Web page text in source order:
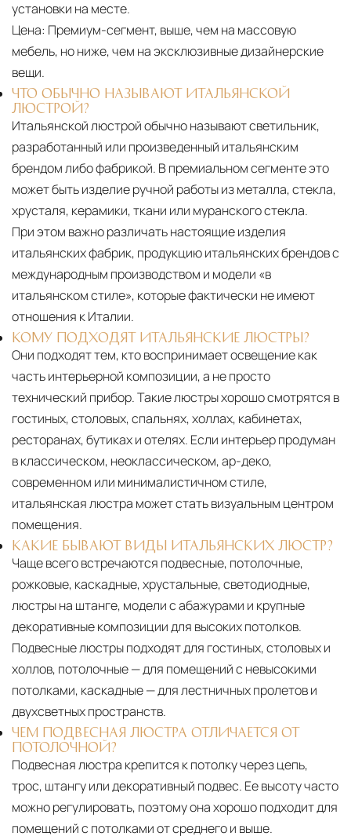
установки на месте.
Цена: Премиум-сегмент, выше, чем на массовую
мебель, но ниже, чем на эксклюзивные дизайнерские
вещи.
ЧТО ОБЫЧНО НАЗЫВАЮТ ИТАЛЬЯНСКОЙ
ЛЮСТРОЙ?
Итальянской люстрой обычно называют светильник,
разработанный или произведенный итальянским
брендом либо фабрикой. В премиальном сегменте это
может быть изделие ручной работы из металла, стекла,
хрусталя, керамики, ткани или муранского стекла.
При этом важно различать настоящие изделия
итальянских фабрик, продукцию итальянских брендов с
международным производством и модели «в
итальянском стиле», которые фактически не имеют
отношения к Италии.
КОМУ ПОДХОДЯТ ИТАЛЬЯНСКИЕ ЛЮСТРЫ?
Они подходят тем, кто воспринимает освещение как
часть интерьерной композиции, а не просто
технический прибор. Такие люстры хорошо смотрятся в
гостиных, столовых, спальнях, холлах, кабинетах,
ресторанах, бутиках и отелях. Если интерьер продуман
в классическом, неоклассическом, ар-деко,
современном или минималистичном стиле,
итальянская люстра может стать визуальным центром
помещения.
КАКИЕ БЫВАЮТ ВИДЫ ИТАЛЬЯНСКИХ ЛЮСТР?
Чаще всего встречаются подвесные, потолочные,
рожковые, каскадные, хрустальные, светодиодные,
люстры на штанге, модели с абажурами и крупные
декоративные композиции для высоких потолков.
Подвесные люстры подходят для гостиных, столовых и
холлов, потолочные — для помещений с невысокими
потолками, каскадные — для лестничных пролетов и
двухсветных пространств.
ЧЕМ ПОДВЕСНАЯ ЛЮСТРА ОТЛИЧАЕТСЯ ОТ
ПОТОЛОЧНОЙ?
Подвесная люстра крепится к потолку через цепь,
трос, штангу или декоративный подвес. Ее высоту часто
можно регулировать, поэтому она хорошо подходит для
помещений с потолками от среднего и выше.